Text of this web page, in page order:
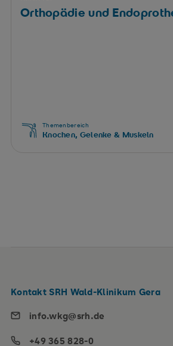
Orthopädie und
Themenbereich
Knochen, Gelenke & Muskeln
Kontakt SRH Wald-Klinikum Gera
info.wkg@srh.de
+49 365 828-0